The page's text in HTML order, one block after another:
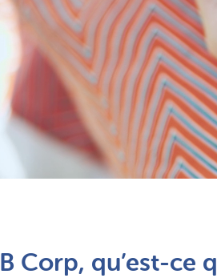
B Corp, qu’est-ce